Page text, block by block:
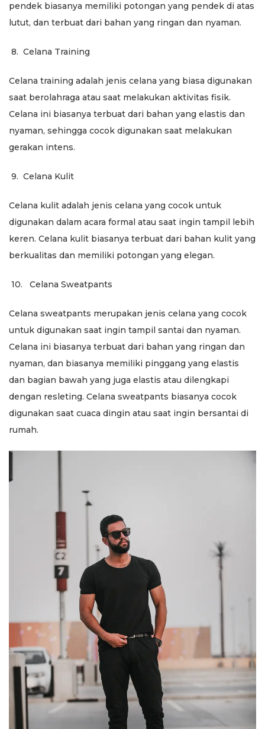
pendek biasanya memiliki potongan yang pendek di atas
lutut, dan terbuat dari bahan yang ringan dan nyaman.
8. Celana Training
Celana training adalah jenis celana yang biasa digunakan
saat berolahraga atau saat melakukan aktivitas fisik.
Celana ini biasanya terbuat dari bahan yang elastis dan
nyaman, sehingga cocok digunakan saat melakukan
gerakan intens.
9. Celana Kulit
Celana kulit adalah jenis celana yang cocok untuk
digunakan dalam acara formal atau saat ingin tampil lebih
keren. Celana kulit biasanya terbuat dari bahan kulit yang
berkualitas dan memiliki potongan yang elegan.
10. Celana Sweatpants
Celana sweatpants merupakan jenis celana yang cocok
untuk digunakan saat ingin tampil santai dan nyaman.
Celana ini biasanya terbuat dari bahan yang ringan dan
nyaman, dan biasanya memiliki pinggang yang elastis
dan bagian bawah yang juga elastis atau dilengkapi
dengan resleting. Celana sweatpants biasanya cocok
digunakan saat cuaca dingin atau saat ingin bersantai di
rumah.